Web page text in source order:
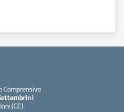
(CE)